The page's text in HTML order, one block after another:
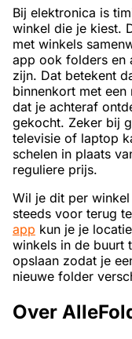
Bij elektronica is
winkel die je kiest.
met winkels
app ook folders en
zijn. Dat betekent
binnenkort met
dat je achteraf
gekocht. Zeker bij
televisie of laptop
schelen in plaats
reguliere prijs.
Wil je dit per
steeds voor terug
app kun je je
winkels in de buurt
opslaan zodat je
nieuwe folder
Over